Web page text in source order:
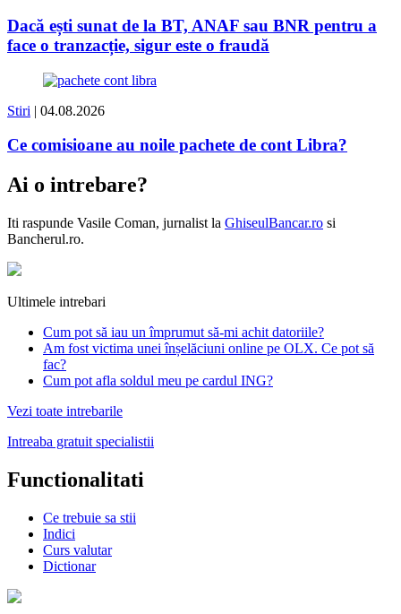
Dacă ești sunat de la BT, ANAF sau BNR pentru a
face o tranzacție, sigur este o fraudă
Stiri | 04.08.2026
Ce comisioane au noile pachete de cont Libra?
Ai o intrebare?
Iti raspunde Vasile Coman, jurnalist la GhiseulBancar.ro si
Bancherul.ro.
Ultimele intrebari
Cum pot să iau un împrumut să-mi achit datoriile?
Am fost victima unei înșelăciuni online pe OLX. Ce pot să
fac?
Cum pot afla soldul meu pe cardul ING?
Vezi toate intrebarile
Intreaba gratuit specialistii
Functionalitati
Ce trebuie sa stii
Indici
Curs valutar
Dictionar